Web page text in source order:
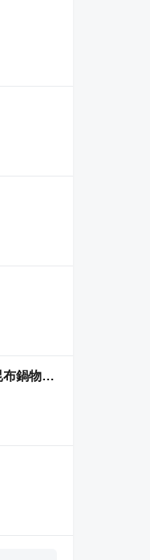
加分100%浜中特選昆布鍋物 三重正義店